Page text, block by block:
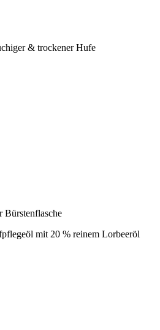
& trockener Hufe
Bürstenflasche
mit 20 % reinem Lorbeeröl